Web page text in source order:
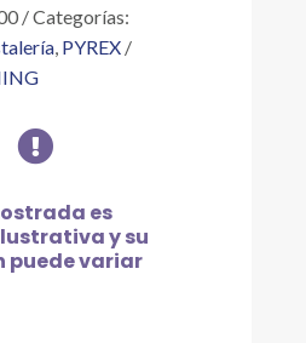
Categorías:
, PYREX

es
y su
puede variar